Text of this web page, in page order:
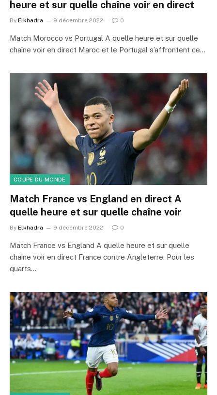
heure et sur quelle chaîne voir en direct
By Elkhadra 9 décembre 2022 0
Match Morocco vs Portugal A quelle heure et sur quelle
chaîne voir en direct Maroc et le Portugal s’affrontent ce…
COUPE DU MONDE
Match France vs England en direct A
quelle heure et sur quelle chaîne voir
By Elkhadra 9 décembre 2022 0
Match France vs England A quelle heure et sur quelle
chaîne voir en direct France contre Angleterre. Pour les
quarts…